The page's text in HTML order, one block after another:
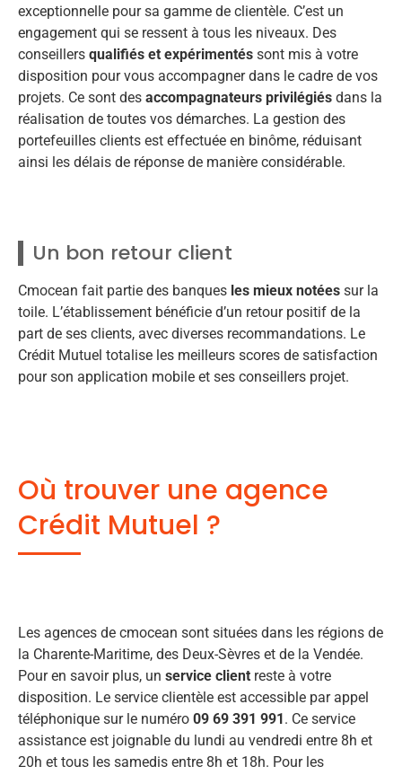
exceptionnelle pour sa gamme de clientèle. C’est un
engagement qui se ressent à tous les niveaux. Des
conseillers qualifiés et expérimentés sont mis à votre
disposition pour vous accompagner dans le cadre de vos
projets. Ce sont des accompagnateurs privilégiés dans la
réalisation de toutes vos démarches. La gestion des
portefeuilles clients est effectuée en binôme, réduisant
ainsi les délais de réponse de manière considérable.
Un bon retour client
Cmocean fait partie des banques les mieux notées sur la
toile. L’établissement bénéficie d’un retour positif de la
part de ses clients, avec diverses recommandations. Le
Crédit Mutuel totalise les meilleurs scores de satisfaction
pour son application mobile et ses conseillers projet.
Où trouver une agence
Crédit Mutuel ?
Les agences de cmocean sont situées dans les régions de
la Charente-Maritime, des Deux-Sèvres et de la Vendée.
Pour en savoir plus, un service client reste à votre
disposition. Le service clientèle est accessible par appel
téléphonique sur le numéro 09 69 391 991. Ce service
assistance est joignable du lundi au vendredi entre 8h et
20h et tous les samedis entre 8h et 18h. Pour les